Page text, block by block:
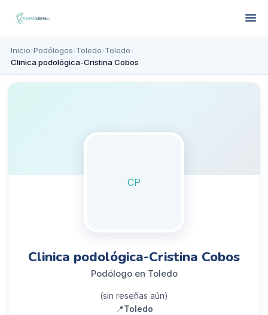
Inicio›Podólogos›Toledo›Toledo›
Clinica podológica-Cristina Cobos
CP
Clinica podológica-Cristina Cobos
Podólogo en Toledo
(sin reseñas aún)
📍Toledo